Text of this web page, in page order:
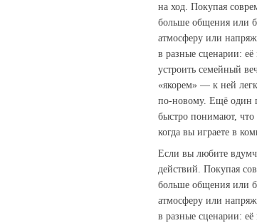
на ход. Покупая
больше общения или
атмосферу или
в разные сценарии:
устроить семейный
«якорем» — к ней
по‑новому. Ещё один
быстро понимают,
когда вы играете в
Если вы любите
действий. Покупая
больше общения или
атмосферу или
в разные сценарии: